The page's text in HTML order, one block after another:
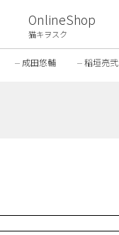
OnlineShop
猫キヲスク
成田悠輔 稲垣亮弐